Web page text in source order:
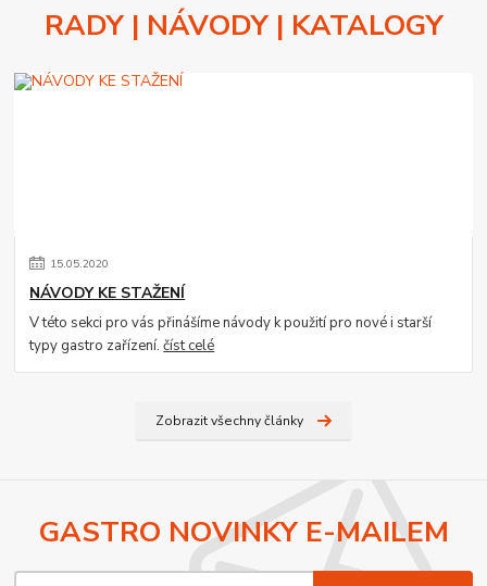
RADY | NÁVODY | KATALOGY
15.05.2020
NÁVODY KE STAŽENÍ
V této sekci pro vás přinášíme návody k použití pro nové i starší
typy gastro zařízení.číst celé
Zobrazit všechny články
GASTRO NOVINKY E-MAILEM